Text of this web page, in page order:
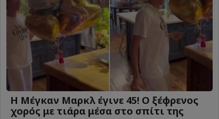
Η Μέγκαν Μαρκλ έγινε 45! Ο ξέφρενος
χορός με τιάρα μέσα στο σπίτι της